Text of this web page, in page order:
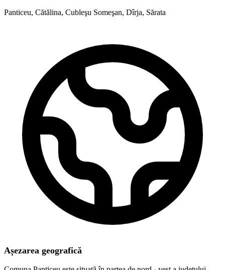
Panticeu, Cătălina, Cubleşu Someşan, Dîrja, Sărata
Așezarea geografică